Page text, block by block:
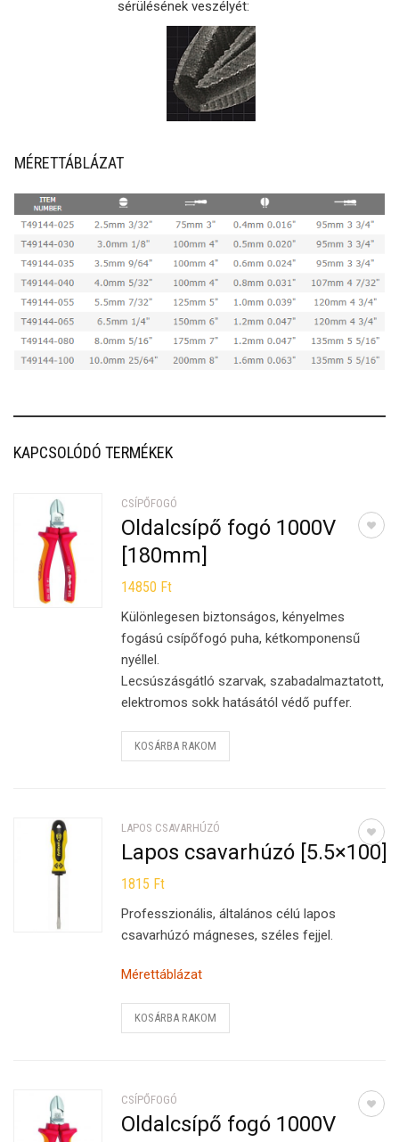
sérülésének veszélyét:
MÉRETTÁBLÁZAT
KAPCSOLÓDÓ TERMÉKEK
CSÍPŐFOGÓ
Oldalcsípő fogó 1000V
[180mm]
14850 Ft
Különlegesen biztonságos, kényelmes
fogású csípőfogó puha, kétkomponensű
nyéllel.
Lecsúszásgátló szarvak, szabadalmaztatott,
elektromos sokk hatásától védő puffer.
KOSÁRBA RAKOM
LAPOS CSAVARHÚZÓ
Lapos csavarhúzó [5.5×100]
1815 Ft
Professzionális, általános célú lapos
csavarhúzó mágneses, széles fejjel.
Mérettáblázat
KOSÁRBA RAKOM
CSÍPŐFOGÓ
Oldalcsípő fogó 1000V